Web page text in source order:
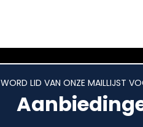
WORD LID VAN ONZE MAILLIJST